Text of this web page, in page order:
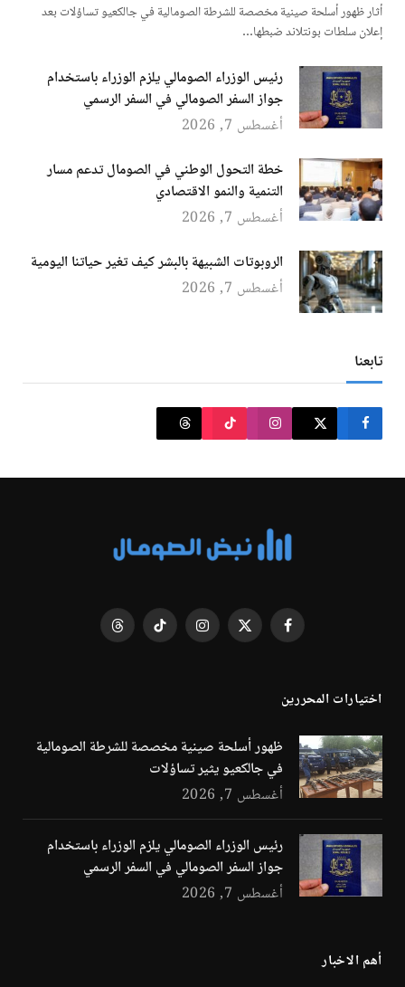
أثار ظهور أسلحة صينية مخصصة للشرطة الصومالية في جالكعيو تساؤلات بعد
إعلان سلطات بونتلاند ضبطها…
رئيس الوزراء الصومالي يلزم الوزراء باستخدام
جواز السفر الصومالي في السفر الرسمي
أغسطس 7, 2026
خطة التحول الوطني في الصومال تدعم مسار
التنمية والنمو الاقتصادي
أغسطس 7, 2026
الروبوتات الشبيهة بالبشر كيف تغير حياتنا اليومية
أغسطس 7, 2026
تابعنا
فيسبوك X
الانستغرامتيكتوك Threads
اختيارات المحررين
ظهور أسلحة صينية مخصصة للشرطة الصومالية
في جالكعيو يثير تساؤلات
أغسطس 7, 2026
رئيس الوزراء الصومالي يلزم الوزراء باستخدام
جواز السفر الصومالي في السفر الرسمي
أغسطس 7, 2026
أهم الاخبار